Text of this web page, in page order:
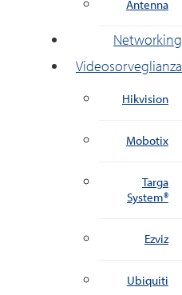
Antenna
Networking
Videosorveglianza
Hikvision
Mobotix
Targa
System®
Ezviz
Ubiquiti